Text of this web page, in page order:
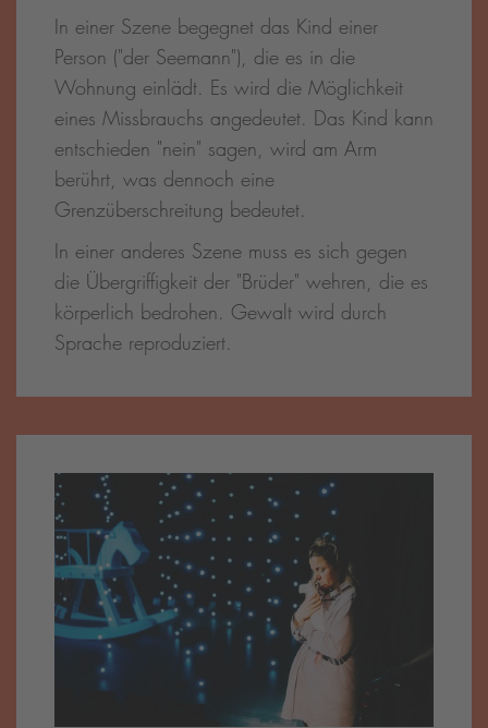
In einer Szene begegnet das Kind einer
Person ("der Seemann"), die es in die
Wohnung einlädt. Es wird die Möglichkeit
eines Missbrauchs angedeutet. Das Kind kann
entschieden "nein" sagen, wird am Arm
berührt, was dennoch eine
Grenzüberschreitung bedeutet.
In einer anderes Szene muss es sich gegen
die Übergriffigkeit der "Brüder" wehren, die es
körperlich bedrohen. Gewalt wird durch
Sprache reproduziert.